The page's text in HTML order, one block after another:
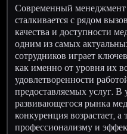
Современный менеджмент
сталкивается с рядом
качества и доступности
одним из самых
сотрудников играет
как именно от уровня их
удовлетворенности
предоставляемых услуг.
развивающегося рынка
конкуренция возрастает, а
профессионализму и